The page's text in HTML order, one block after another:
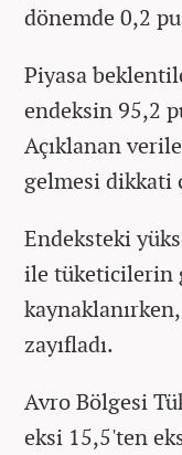
dönemde 0,2
Piyasa
endeksin 95,2
Açıklanan
gelmesi dikkati
Endeksteki
ile tüketicilerin
zayıfladı.
Avro Bölgesi
eksi 15,5'ten